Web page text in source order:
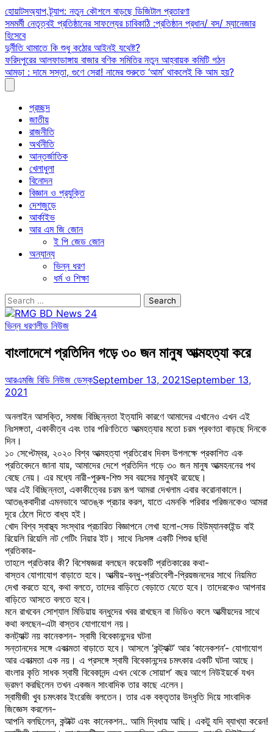
Skip
to
content
হোয়াটসঅ্যাপ ট্র্যাপ: নতুন কৌশলে বাড়ছে ডিজিটাল প্রতারণা
সমমর্মী নেতৃত্বই প্রতিষ্ঠানের সাফল্যের চাবিকাঠি :প্রতিষ্ঠান প্রধান/ বস/ ম্যানেজার
হিসেবে
দুর্নীতি থামাতে কি শুধু কঠোর আইনই যথেষ্ট?
ফরিদপুরের আলফাডাঙ্গায় বাজার বণিক সমিতির নতুন আহ্বায়ক কমিটি গঠন
আমড়া : দামে সস্তা, গুণে সেরা! নামের শুরুতে ‘আম’ থাকলেই কি আম হয়?
প্রচ্ছদ
জাতীয়
রাজনীতি
অর্থনীতি
আন্তর্জাতিক
খেলাধুলা
বিনোদন
বিজ্ঞান ও প্রযুক্তি
দেশজুড়ে
আর্কাইভ
আর এম জি জোন
ই পি জেড জোন
অন্যান্য
ভিন্ন ধরণ
ধর্ম ও শিক্ষা
Search
for:
ভিন্ন ধরণলীড নিউজ
বাংলাদেশে প্রতিদিন গড়ে ৩০ জন মানুষ আত্মহত্যা করে
আরএমজি বিডি নিউজ ডেস্কSeptember 13, 2021September 13,
2021
অনলাইন আসক্তি, সমাজ বিচ্ছিন্নতা ইত্যাদি কারণে আমাদের এখানেও এখন এই
নিঃসঙ্গতা, একাকীত্ব এবং তার পরিণতিতে আত্মহত্যার মতো চরম প্রবণতা বাড়ছে দিনকে
দিন।
১০ সেপ্টেম্বর, ২০২০ বিশ্ব আত্মহত্যা প্রতিরোধ দিবস উপলক্ষে প্রকাশিত এক
প্রতিবেদনে জানা যায়, আমাদের দেশে প্রতিদিন গড়ে ৩০ জন মানুষ আত্মহননের পথ
বেছে নেয়। এর মধ্যে নারী-পুরুষ-শিশু সব বয়সের মানুষই রয়েছে।
আর এই বিচ্ছিন্নতা, একাকীত্বের চরম রূপ আমরা দেখলাম এবার করোনাকালে।
আতঙ্কবাদীরা এমনভাবে আতঙ্ক প্রচার করল, যাতে এমনকি পরিবার পরিজনকেও আমরা
দূরে ঠেলে দিতে বাধ্য হই।
খোদ বিশ্ব স্বাস্থ্য সংস্থার প্রচারিত বিজ্ঞাপনে লেখা হলো-সেভ হিউম্যানকাইন্ড বাই
রিয়েলি রিয়েলি নট গেটিং নিয়ার ইট। সাথে নিঃসঙ্গ একটি শিশুর ছবি!
প্রতিকার-
তাহলে প্রতিকার কী? বিশেষজ্ঞরা বলছেন কয়েকটি প্রতিকারের কথা-
বাস্তব যোগাযোগ বাড়াতে হবে। আত্মীয়-বন্ধু-প্রতিবেশী-প্রিয়জনদের সাথে নিয়মিত
দেখা করতে হবে, কথা বলতে, তাদের বাড়িতে বেড়াতে যেতে হবে। তাদেরকেও আপনার
বাড়িতে আসতে বলতে হবে।
মনে রাখবেন সোশ্যাল মিডিয়ায় বন্ধুদের খবর রাখছেন বা ভিডিও কলে আত্মীয়দের সাথে
কথা বলছেন-এটা বাস্তব যোগাযোগ নয়।
কনট্যাক্ট নয় কানেকশন- স্বামী বিবেকানন্দের ঘটনা
সন্তানদের সঙ্গে একাত্মতা বাড়াতে হবে। আসলে ‘কন্ট্যাক্ট’ আর ‘কানেকশন’- যোগাযোগ
আর একাত্মতা এক নয়। এ প্রসঙ্গে স্বামী বিবেকানন্দের চমৎকার একটি ঘটনা আছে।
বাংলার কৃতি সাধক স্বামী বিবেকানন্দ এখন থেকে সোয়াশ’ বছর আগে নিউইয়র্কে যখন
ভ্রমণ করছিলেন তখন একজন সাংবাদিক তার কাছে এলেন।
স্বামীজী খুব চমৎকার ইংরেজি বলতেন। তার এক বক্তৃতার উদ্ধৃতি দিয়ে সাংবাদিক
জিজ্ঞেস করলেন-
আপনি বলছিলেন, কন্টাক্ট এবং কানেকশন.. আমি দ্বিধায় আছি। একটু যদি ব্যাখ্যা করেন!